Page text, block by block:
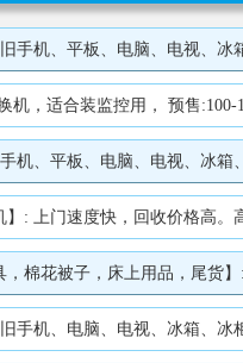
冰箱、冰柜、空调、洗衣机、路由器、机顶盒、光
，适合装监控用， 预售:100-
箱、冰柜、空调、洗衣机、路由器、机顶盒、光
高。高价上门回收旧衣服，鞋子包包，毛绒玩具
用品，尾货】: 上门回收旧衣服，鞋子包包
、冰箱、冰柜、空调、洗衣机、路由器、机